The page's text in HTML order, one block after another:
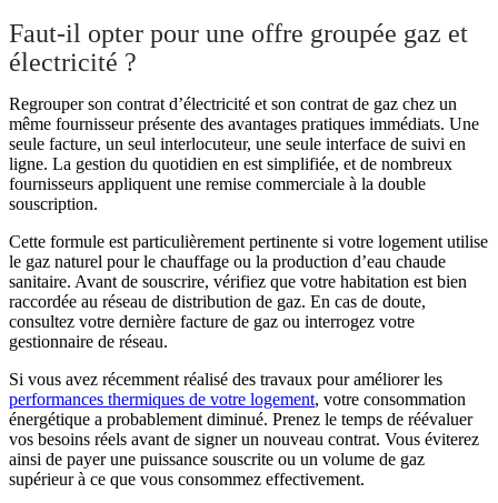
Faut-il opter pour une offre groupée gaz et
électricité ?
Regrouper son contrat d’électricité et son contrat de gaz chez un
même fournisseur présente des avantages pratiques immédiats. Une
seule facture, un seul interlocuteur, une seule interface de suivi en
ligne. La gestion du quotidien en est simplifiée, et de nombreux
fournisseurs appliquent une remise commerciale à la double
souscription.
Cette formule est particulièrement pertinente si votre logement utilise
le gaz naturel pour le chauffage ou la production d’eau chaude
sanitaire. Avant de souscrire, vérifiez que votre habitation est bien
raccordée au réseau de distribution de gaz. En cas de doute,
consultez votre dernière facture de gaz ou interrogez votre
gestionnaire de réseau.
Si vous avez récemment réalisé des travaux pour améliorer les
performances thermiques de votre logement, votre consommation
énergétique a probablement diminué. Prenez le temps de réévaluer
vos besoins réels avant de signer un nouveau contrat. Vous éviterez
ainsi de payer une puissance souscrite ou un volume de gaz
supérieur à ce que vous consommez effectivement.